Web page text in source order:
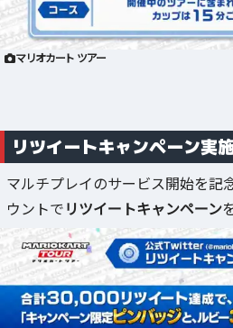
マリオカート ツアー
リツイートキャンペーン実
マルチプレイのサービス開始を記
ウントでリツイートキャンペーン